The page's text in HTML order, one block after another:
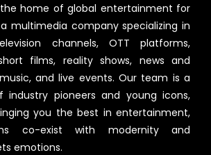
the home of global entertainment for
multimedia company specializing in
channels, OTT platforms,
films, reality shows, news and
and live events. Our team is a
industry pioneers and young icons,
you the best in entertainment,
co-exist with modernity and
emotions.